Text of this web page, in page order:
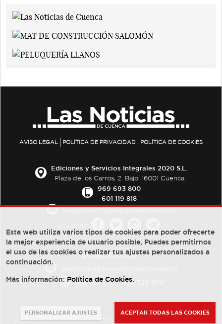
AVISO LEGAL POLÍTICA DE PRIVACIDAD POLÍTICA DE COOKIES
Ediciones y Servicios Integrales 2020 S.L.
Plaza de los Carros, 2. Bajo. 16001 Cuenca
969 693 800
601 119 818
PUBLICIDAD:
684 126 573/670 726 392
Esta web utiliza varios tipos de cookies para poder ofrecerte
la mejor experiencia de usuario posible, Puedes permitirnos
el uso de las cookies o realizar tus ajustes personalizados a
continuación.
Más información: Política de Cookies.
PERSONALIZAR AJUSTES ACEPTAR TODAS LAS COOKIES